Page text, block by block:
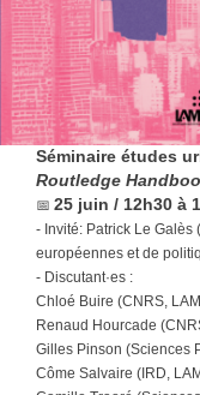
Séminaire études
Routledge
📅 25 juin / 12h30 à
- Invité: Patrick Le Galès
européennes et de
- Discutant·es :
Chloé Buire (CNRS,
Renaud Hourcade
Gilles Pinson (Sciences
Côme Salvaire (IRD,